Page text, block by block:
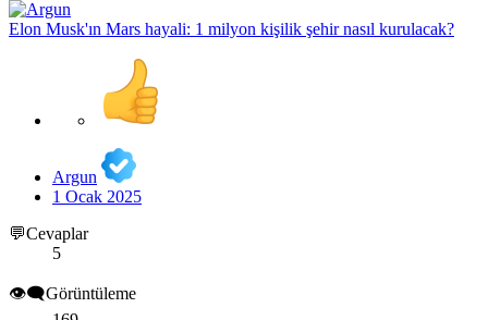
Elon Musk'ın Mars hayali: 1 milyon kişilik şehir nasıl kurulacak?
Argun
1 Ocak 2025
💬Cevaplar
5
👁️‍🗨️Görüntüleme